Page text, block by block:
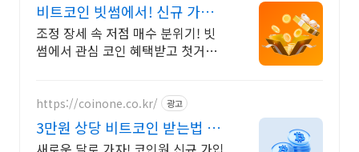
비트코인 빗썸에서! 신규 가입
시 5만원 혜택
조정 장세 속 저점 매수 분위기! 빗
썸에서 관심 코인 혜택받고 첫거래
https://coinone.co.kr/ 광고
3만원 상당 비트코인 받는법 12
년 무사고 거래소